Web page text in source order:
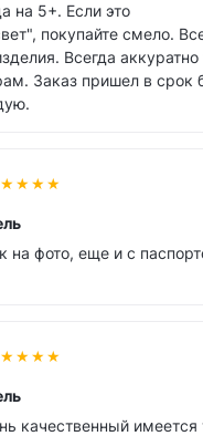
на 5+. Если это
покупайте смело.
Всегда
Заказ пришел в срок
★★★★
на фото, еще и с
★★★★
качественный имеется